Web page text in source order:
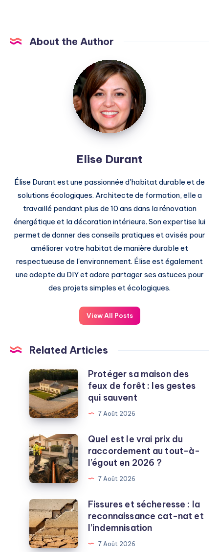
About the Author
Elise
Durant
Elise Durant
Élise Durant est une passionnée d'habitat durable et de
solutions écologiques. Architecte de formation, elle a
travaillé pendant plus de 10 ans dans la rénovation
énergétique et la décoration intérieure. Son expertise lui
permet de donner des conseils pratiques et avisés pour
améliorer votre habitat de manière durable et
respectueuse de l'environnement. Élise est également
une adepte du DIY et adore partager ses astuces pour
des projets simples et écologiques.
View All Posts
Related Articles
Protéger
sa
maison
des
feux
de
forêt
:
les
gestes
sauvent
Protéger sa maison des
feux de forêt : les gestes
qui sauvent
7 Août 2026
Quel
est
le
vrai
prix
du
raccordement
au
tout-
à-
Quel est le vrai prix du
raccordement au tout-à-
l’égout en 2026 ?
7 Août 2026
Fissures
et
sécheresse
:
Fissures et sécheresse : la
reconnaissance cat-nat et
l’indemnisation
7 Août 2026